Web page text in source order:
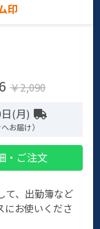
印
￥2,090
(月)
お届け）
・ご注文
て、出勤簿など
にお使いくださ